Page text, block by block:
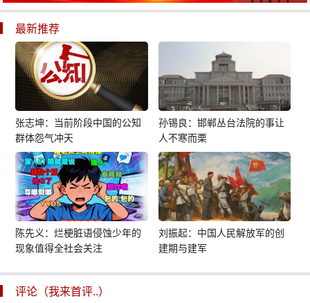
最新推荐
张志坤：当前阶段中国的公知
群体怨气冲天
孙锡良：邯郸丛台法院的事让
人不寒而栗
陈先义：烂梗脏语侵蚀少年的
现象值得全社会关注
刘振起：中国人民解放军的创
建期与建军
评论（我来首评..）